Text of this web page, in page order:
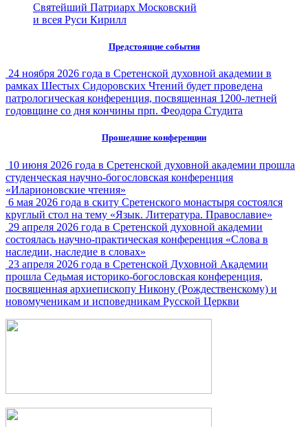
Святейший Патриарх Московский
и всея Руси Кирилл
Предстоящие события
24 ноября 2026 года в Сретенской духовной академии в
рамках Шестых Сидоровских Чтений будет проведена
патрологическая конференция, посвященная 1200-летней
годовщине со дня кончины прп. Феодора Студита
Прошедшие конференции
10 июня 2026 года в Сретенской духовной академии прошла
студенческая научно-богословская конференция
«Иларионовские чтения»
6 мая 2026 года в скиту Сретенского монастыря состоялся
круглый стол на тему «Язык. Литература. Православие»
29 апреля 2026 года в Сретенской духовной академии
состоялась научно-практическая конференция «Слова в
наследии, наследие в словах»
23 апреля 2026 года в Сретенской Духовной Академии
прошла Седьмая историко-богословская конференция,
посвященная архиепископу Никону (Рождественскому) и
новомученикам и исповедникам Русской Церкви